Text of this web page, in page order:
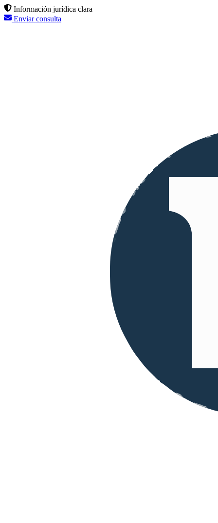
Información jurídica clara
Enviar consulta